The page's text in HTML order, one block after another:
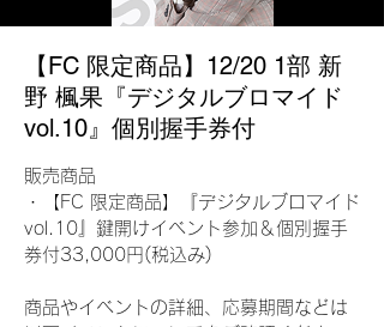
【FC 限定商品】12/20 1部 新
野 楓果『デジタルブロマイド
vol.10』個別握手券付
販売商品
・【FC 限定商品】『デジタルブロマイド
vol.10』鍵開けイベント参加＆個別握手
券付33,000円(税込み)
商品やイベントの詳細、応募期間などは